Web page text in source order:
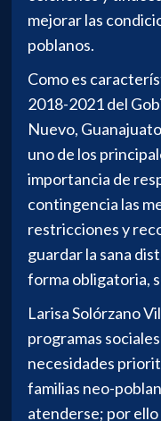
mejorar las
poblanos.
Como es
2018-2021 del
Nuevo,
uno de los
importancia de
contingencia las
restricciones y
guardar la sana
forma obligatoria,
Larisa Solórzano
programas
necesidades
familias neo-
atenderse; por